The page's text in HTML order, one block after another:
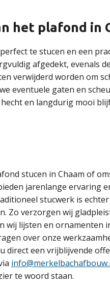
het plafond in
te stucen en een
afgedekt, evenals
verwijderd worden om
eventuele gaten en
en langdurig mooi
stucen in Chaam of
jarenlange ervaring
stucwerk is
Zo verzorgen wij
wij lijsten en ornamenten
over onze
direct een vrijblijvende
te woord staan.